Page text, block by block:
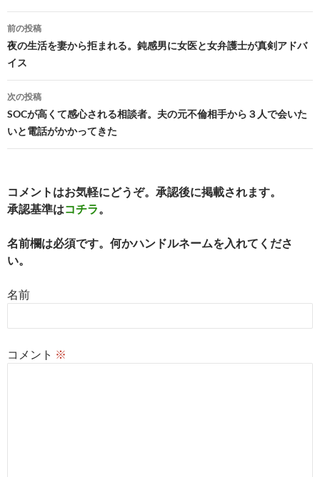
投
稿
ナ
ビ
ゲ
ー
ョ
ン
前の投稿
夜の生活を妻から拒まれる。鈍感男に女医と女弁護士が真剣アドバ
イス
次の投稿
SOCが高くて感心される相談者。夫の元不倫相手から３人で会いた
いと電話がかかってきた
コメントはお気軽にどうぞ。承認後に掲載されます。
承認基準はコチラ。
名前欄は必須です。何かハンドルネームを入れてくださ
い。
名前
コメント ※